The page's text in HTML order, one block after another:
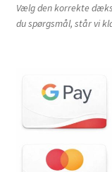
Vælg den korrekte
du spørgsmål, står vi